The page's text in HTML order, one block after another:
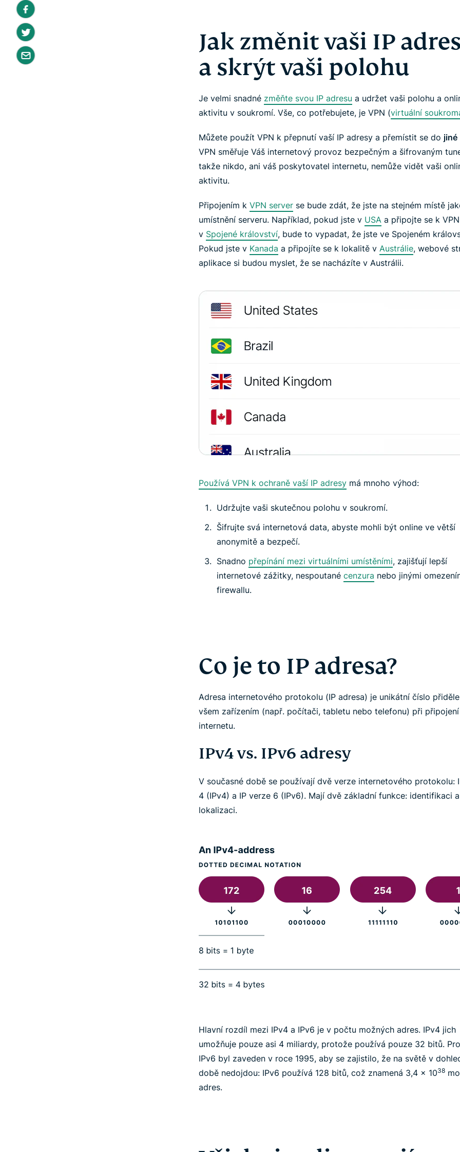
Jak změnit vaši IP
a skrýt vaši polohu
Je velmi snadné změňte svou IP adresu a udržet vaši polohu a
aktivitu v soukromí. Vše, co potřebujete, je VPN (virtuální
Můžete použít VPN k přepnutí vaší IP adresy a přemístit se do jiné
VPN směřuje Váš internetový provoz bezpečným a šifrovaným
takže nikdo, ani váš poskytovatel internetu, nemůže vidět vaši
aktivitu.
Připojením k VPN server se bude zdát, že jste na stejném místě
umístnění serveru. Například, pokud jste v USA a připojte se k
v Spojené království, bude to vypadat, že jste ve Spojeném
Pokud jste v Kanada a připojíte se k lokalitě v Austrálie, webové
aplikace si budou myslet, že se nacházíte v Austrálii.
Používá VPN k ochraně vaší IP adresy má mnoho výhod:
Udržujte vaši skutečnou polohu v soukromí.
Šifrujte svá internetová data, abyste mohli být online ve větší
anonymitě a bezpečí.
Snadno přepínání mezi virtuálními umístěními, zajišťují lepší
internetové zážitky, nespoutané cenzura nebo jinými
firewallu.
Co je to IP adresa?
Adresa internetového protokolu (IP adresa) je unikátní číslo
všem zařízením (např. počítači, tabletu nebo telefonu) při
internetu.
IPv4 vs. IPv6 adresy
V současné době se používají dvě verze internetového protokolu:
4 (IPv4) a IP verze 6 (IPv6). Mají dvě základní funkce: identifikaci a
lokalizaci.
Hlavní rozdíl mezi IPv4 a IPv6 je v počtu možných adres. IPv4 jich
umožňuje pouze asi 4 miliardy, protože používá pouze 32 bitů.
IPv6 byl zaveden v roce 1995, aby se zajistilo, že na světě v
době nedojdou: IPv6 používá 128 bitů, což znamená 3,4 x 1038
adres.